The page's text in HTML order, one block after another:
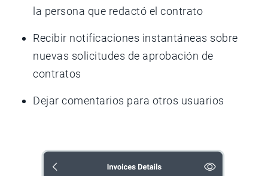
la persona que redactó el contrato
Recibir notificaciones instantáneas sobre
nuevas solicitudes de aprobación de
contratos
Dejar comentarios para otros usuarios